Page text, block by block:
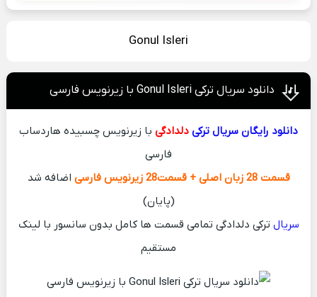
Gonul Isleri
دانلود سریال ترکی Gonul Isleri با زیرنویس فارسی
دانلود رایگان سریال ترکی دلدادگی با زیرنویس چسبیده هاردساب
فارسی
قسمت 28 زبان اصلی + قسمت28 زیرنویس فارسی
اضافه شد
(پایان)
سریال ترکی دلدادگی تمامی قسمت ها کامل بدون سانسور با لینک
مستقیم